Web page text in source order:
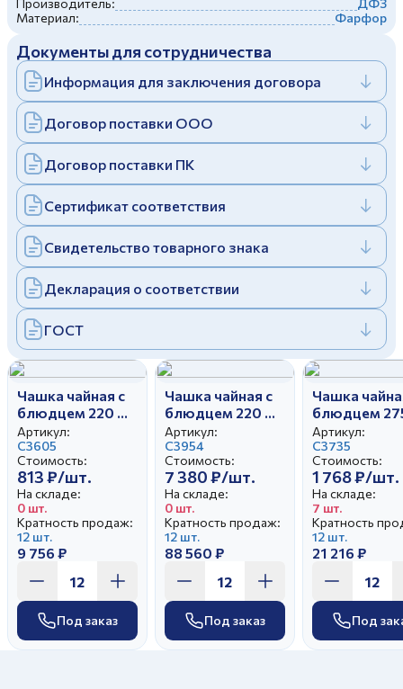
Отправить
Заполняя и отправляя форму, вы соглашаетесь
cполитикой конфиденциальности
Заполняя и отправляя форму, вы соглашаетесь
Дулевский фарфоровый завод ©
Политика конфиденциальности
Производитель:
ДФЗ
Материал:
Фарфор
Документы для сотрудничества
Информация для заключения договора
Договор поставки ООО
Договор поставки ПК
Сертификат соответствия
Свидетельство товарного знака
Декларация о соответствии
ГОСТ
Чашка чайная с
блюдцем 220 мл
Тюльпан Перо
Жар-птицы
Артикул:
С3605
Стоимость:
813 ₽/шт.
На складе:
0 шт.
Кратность продаж:
12 шт.
9 756 ₽
Под заказ
Чашка чайная с
блюдцем 220 мл
Тюльпан Песня
Артикул:
С3954
Стоимость:
7 380 ₽/шт.
На складе:
0 шт.
Кратность продаж:
12 шт.
88 560 ₽
Под заказ
Чашка
блюдцем
Белый
Иней
Артикул:
С3735
Стоимость:
1 768 ₽/шт.
На складе:
7 шт.
Кратность
12 шт.
21 216 ₽
Под